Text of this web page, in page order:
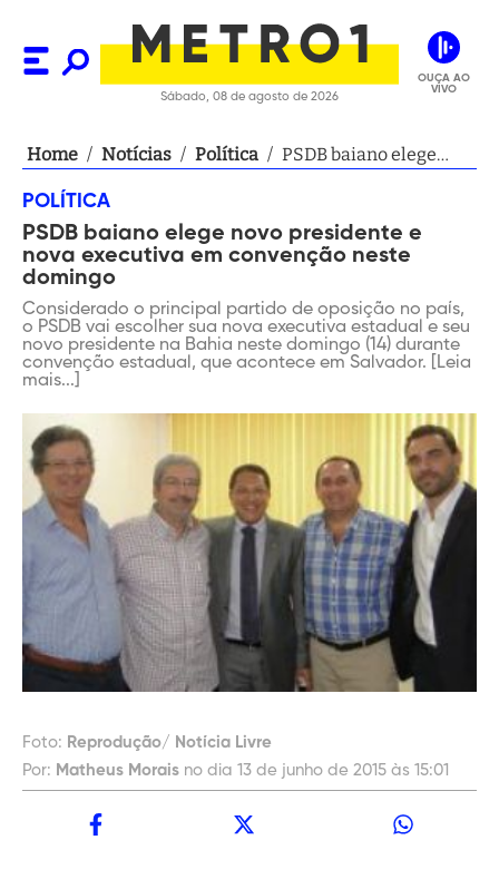
Sábado, 08 de agosto de 2026
OUÇA AO
VIVO
Home / Notícias / Política / PSDB baiano elege
convenção neste
domingo
POLÍTICA
PSDB baiano elege novo presidente e
nova executiva em convenção neste
domingo
Considerado o principal partido de oposição no país,
o PSDB vai escolher sua nova executiva estadual e seu
novo presidente na Bahia neste domingo (14) durante
convenção estadual, que acontece em Salvador. [Leia
mais...]
Foto: Reprodução/ Notícia Livre
Por: Matheus Morais no dia 13 de junho de 2015 às 15:01